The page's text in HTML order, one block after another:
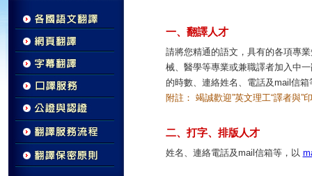
一、翻譯人才
請將您精通的語文，具有的各項專
械、醫學等專業或兼職譯者加入中
的時數、連絡姓名、電話及mail信
附註： 竭誠歡迎”英文理工“譯者與”
二、打字、排版人才
姓名、連絡電話及mail信箱等，以